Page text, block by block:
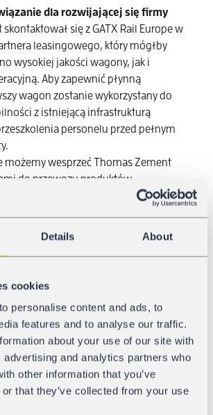
Details About
cookies
personalise content and ads, to
features and to analyse our traffic.
about your use of our site with
advertising and analytics partners who
other information that you’ve
that they’ve collected from your use
dla rozwijającej się firmy
się z GATX Rail Europe w
leasingowego, który mógłby
wysokiej jakości wagony, jak i
Aby zapewnić płynną
wagon zostanie wykorzystany do
z istniejącą infrastrukturą
personelu przed pełnym
możemy wesprzeć Thomas Zement
do przewozu produktów
zapewniając elastyczne i
transportu
kolejowe będą transportować cement
do Polski, z kluczową zaletą
powrotnej część wagonów
pyłem cementowym, materiałem
cementu w Karsdorfie. Taka
liczbę pustych przebiegów,
i minimalizując wpływ na